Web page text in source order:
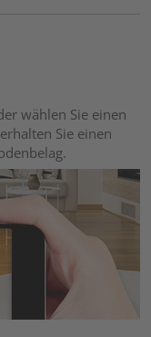
wählen Sie einen
Sie einen